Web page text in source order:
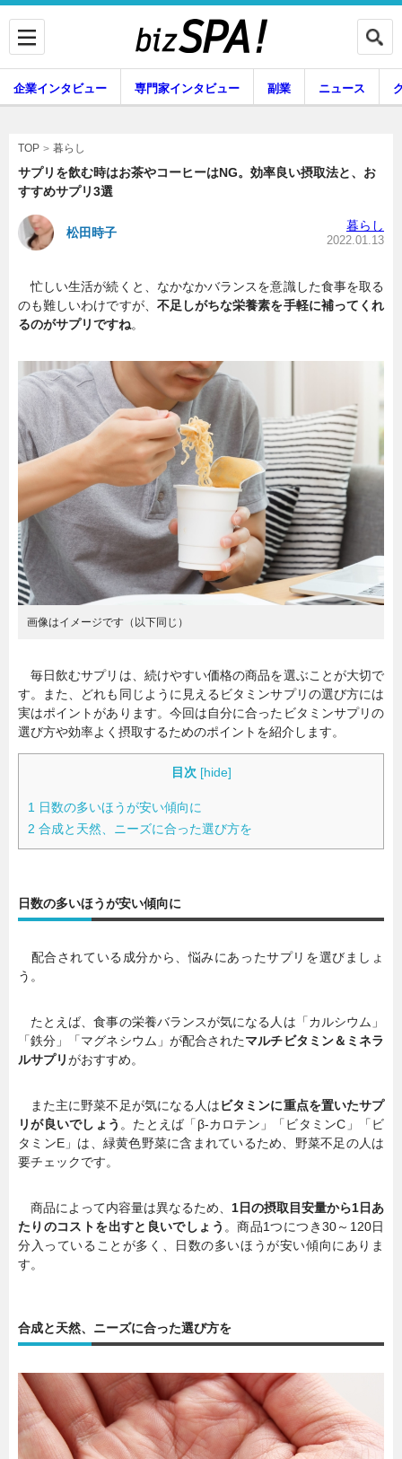
専門家インタビュー
副業 ニュース
グルメ スキル
暮らし エンタメ
連載一覧
企業インタビュー 専門家インタビュー 副業 ニュース
TOP 暮らし
サプリを飲む時はお茶やコーヒーはNG。効率良い摂取法と、お
すすめサプリ3選
松田時子 暮らし
2022.01.13
忙しい生活が続くと、なかなかバランスを意識した食事を取る
のも難しいわけですが、 不足しがちな栄養素を手軽に補ってくれ
るのがサプリですね。
画像はイメージです（以下同じ）
毎日飲むサプリは、続けやすい価格の商品を選ぶことが大切で
す。また、どれも同じように見えるビタミンサプリの選び方には
実はポイントがあります。今回は自分に合ったビタミンサプリの
選び方や効率よく摂取するためのポイントを紹介します。
目次 [hide]
1 日数の多いほうが安い傾向に
2 合成と天然、ニーズに合った選び方を
日数の多いほうが安い傾向に
配合されている成分から、悩みにあったサプリを選びましょ
う。
たとえば、食事の栄養バランスが気になる人は「カルシウム」
「鉄分」「マグネシウム」が配合されたマルチビタミン＆ミネラ
ルサプリがおすすめ。
また主に野菜不足が気になる人はビタミンに重点を置いたサプ
リが良いでしょう 。たとえば「β-カロテン」「ビタミンC」「ビ
タミンE」は、緑黄色野菜に含まれているため、野菜不足の人は
要チェックです。
商品によって内容量は異なるため、 1日の摂取目安量から1日あ
たりのコストを出すと良いでしょう 。商品1つにつき30～120日
分入っていることが多く、日数の多いほうが安い傾向にありま
す。
合成と天然、ニーズに合った選び方を